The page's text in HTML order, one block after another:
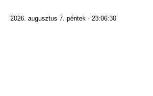
2026. augusztus 7. péntek - 23:06:30